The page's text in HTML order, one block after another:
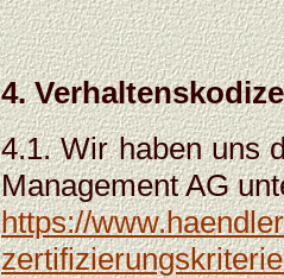
4.
4.1. Wir haben uns
Management AG
https://